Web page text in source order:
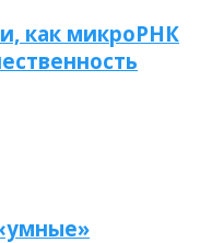
как микроРНК